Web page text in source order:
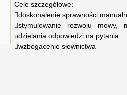
Cele szczegółowe:
doskonalenie sprawności
stymulowanie rozwoju mowy,
udzielania odpowiedzi na pytania
wzbogacenie słownictwa